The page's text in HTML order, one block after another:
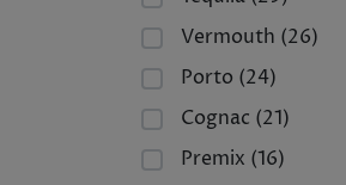
Vermouth (26)
Porto (24)
Cognac (21)
Premix (16)